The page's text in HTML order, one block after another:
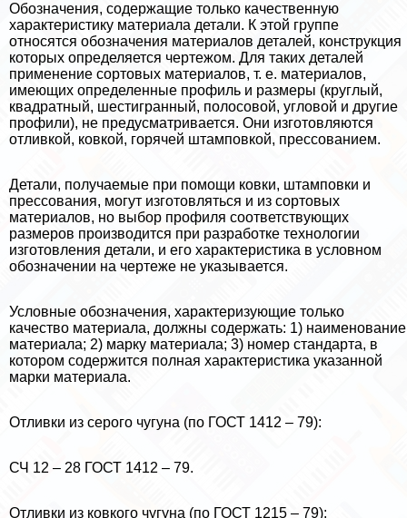
Обозначения, содержащие только качественную
хаpaктеристику материала детали. К этой группе
относятся обозначения материалов деталей, конструкция
которых определяется чертежом. Для таких деталей
применение сортовых материалов, т. е. материалов,
имеющих определенные профиль и размеры (круглый,
квадратный, шестигранный, полосовой, угловой и другие
профили), не предусматривается. Они изготовляются
отливкой, ковкой, горячей штамповкой, прессованием.
Детали, получаемые при помощи ковки, штамповки и
прессования, могут изготовляться и из сортовых
материалов, но выбор профиля соответствующих
размеров производится при разработке технологии
изготовления детали, и его хаpaктеристика в условном
обозначении на чертеже не указывается.
Условные обозначения, хаpaктеризующие только
качество материала, должны содержать: 1) наименование
материала; 2) марку материала; 3) номер стандарта, в
котором содержится полная хаpaктеристика указанной
марки материала.
Отливки из серого чугуна (по ГОСТ 1412 – 79):
СЧ 12 – 28 ГОСТ 1412 – 79.
Отливки из ковкого чугуна (по ГОСТ 1215 – 79):